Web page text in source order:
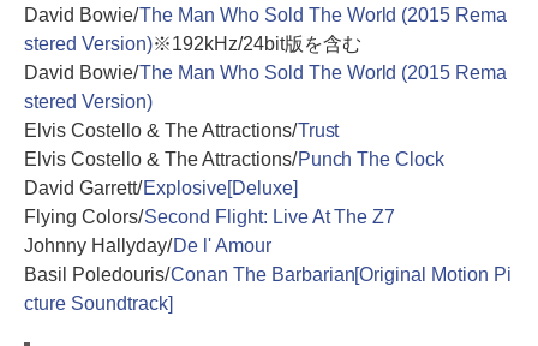
David Bowie/The Man Who Sold The World (2015 Rema
stered Version)※192kHz/24bit版を含む
David Bowie/The Man Who Sold The World (2015 Rema
stered Version)
Elvis Costello & The Attractions/Trust
Elvis Costello & The Attractions/Punch The Clock
David Garrett/Explosive[Deluxe]
Flying Colors/Second Flight: Live At The Z7
Johnny Hallyday/De l' Amour
Basil Poledouris/Conan The Barbarian[Original Motion Pi
cture Soundtrack]